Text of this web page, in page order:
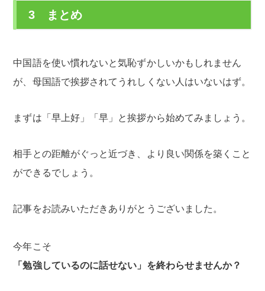
3 まとめ
中国語を使い慣れないと気恥ずかしいかもしれません
が、母国語で挨拶されてうれしくない人はいないはず。
まずは「早上好」「早」と挨拶から始めてみましょう。
相手との距離がぐっと近づき、より良い関係を築くこと
ができるでしょう。
記事をお読みいただきありがとうございました。
今年こそ
「勉強しているのに話せない」を終わらせませんか？